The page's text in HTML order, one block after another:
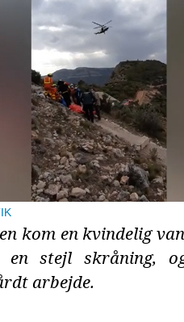
kom en kvindelig
stejl skråning,
arbejde.